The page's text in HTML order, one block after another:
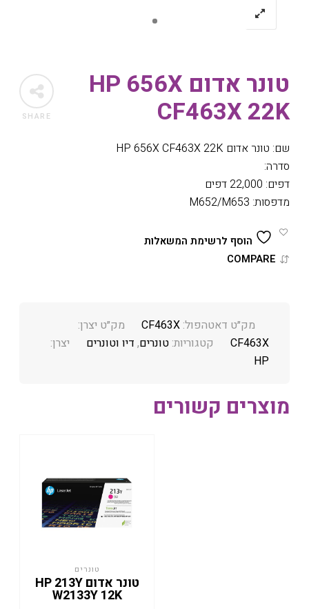
SHARE
טונר אדום HP 656X
CF463X 22K
שם: טונר אדום HP 656X CF463X 22K
סדרה:
דפים: 22,000 דפים
מדפסות: M652/M653
הוסף לרשימת המשאלות
COMPARE
מק״ט דאטהפול:CF463X
מק״ט יצרן:
CF463X
קטגוריות:טונרים, דיו וטונרים
יצרן:
HP
מוצרים קשורים
טונרים
טונר אדום HP 213Y
W2133Y 12K